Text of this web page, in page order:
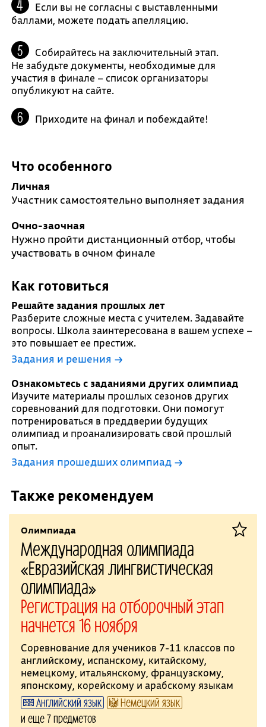
Если вы не согласны с выставленными
баллами, можете подать апелляцию.
Собирайтесь на заключительный этап.
Не забудьте документы, необходимые для
участия в финале – список организаторы
опубликуют на сайте.
Приходите на финал и побеждайте!
Что особенного
Личная
Участник самостоятельно выполняет задания
Очно-заочная
Нужно пройти дистанционный отбор, чтобы
участвовать в очном финале
Как готовиться
Решайте задания прошлых лет
Разберите сложные места с учителем. Задавайте
вопросы. Школа заинтересована в вашем успехе –
это повышает ее престиж.
Задания и решения →
Ознакомьтесь с заданиями других олимпиад
Изучите материалы прошлых сезонов других
соревнований для подготовки. Они помогут
потренироваться в преддверии будущих
олимпиад и проанализировать свой прошлый
опыт.
Задания прошедших олимпиад →
Также рекомендуем
Олимпиада
Международная олимпиада
«Евразийская лингвистическая
олимпиада»
Регистрация на отборочный этап
начнется 16 ноября
Соревнование для учеников 7-11 классов по
английскому, испанскому, китайскому,
немецкому, итальянскому, французскому,
японскому, корейскому и арабскому языкам
Английский язык
Немецкий язык
и еще 7 предметов